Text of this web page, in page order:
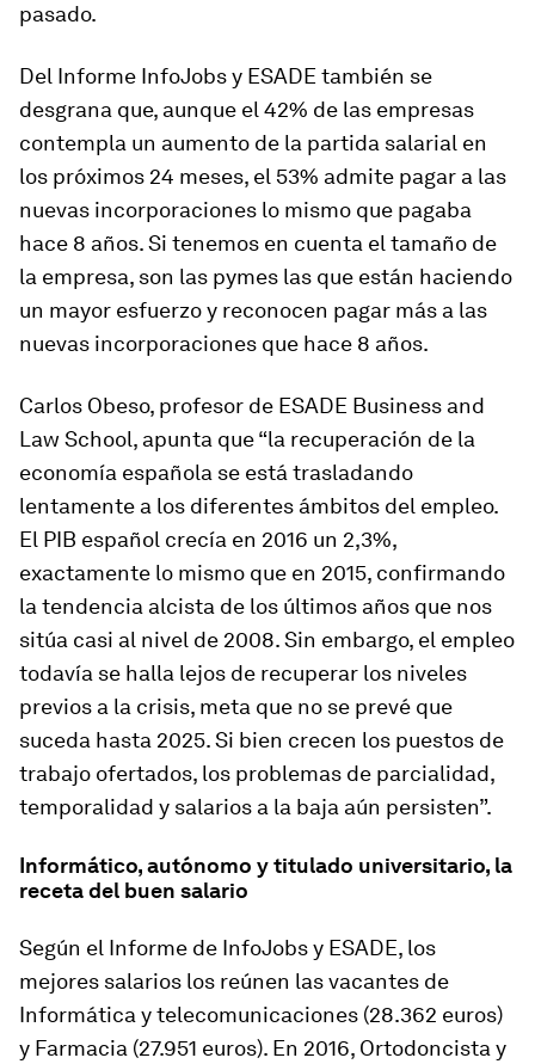
pasado.
Del Informe InfoJobs y ESADEtambién se
desgrana que, aunque el 42% de las empresas
contempla un aumento de la partida salarial en
los próximos 24 meses, el 53% admite pagar a las
nuevas incorporaciones lo mismo que pagaba
hace 8 años. Si tenemos en cuenta el tamaño de
la empresa, son las pymes las que están haciendo
un mayor esfuerzo y reconocen pagar más a las
nuevas incorporaciones que hace 8 años.
Carlos Obeso, profesor de ESADE Business and
Law School, apunta que “la recuperación de la
economía española se está trasladando
lentamente a los diferentes ámbitos del empleo.
El PIB español crecía en 2016 un 2,3%,
exactamente lo mismo que en 2015, confirmando
la tendencia alcista de los últimos años que nos
sitúa casi al nivel de 2008. Sin embargo, el empleo
todavía se halla lejos de recuperar los niveles
previos a la crisis, meta que no se prevé que
suceda hasta 2025. Si bien crecen los puestos de
trabajo ofertados, los problemas de parcialidad,
temporalidad y salarios a la baja aún persisten”.
Informático, autónomo y titulado universitario, la
receta del buen salario
Según el Informe de InfoJobs y ESADE, los
mejores salarios los reúnen las vacantes de
Informática y telecomunicaciones (28.362 euros)
y Farmacia (27.951 euros). En 2016, Ortodoncista y